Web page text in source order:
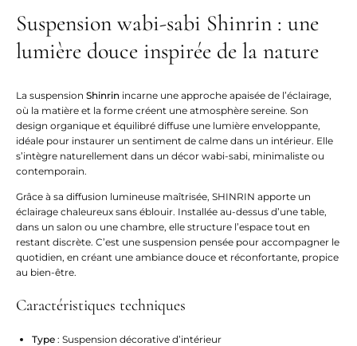
Suspension wabi-sabi Shinrin : une
lumière douce inspirée de la nature
La suspension Shinrin incarne une approche apaisée de l’éclairage,
où la matière et la forme créent une atmosphère sereine. Son
design organique et équilibré diffuse une lumière enveloppante,
idéale pour instaurer un sentiment de calme dans un intérieur. Elle
s’intègre naturellement dans un décor wabi-sabi, minimaliste ou
contemporain.
Grâce à sa diffusion lumineuse maîtrisée, SHINRIN apporte un
éclairage chaleureux sans éblouir. Installée au-dessus d’une table,
dans un salon ou une chambre, elle structure l’espace tout en
restant discrète. C’est une suspension pensée pour accompagner le
quotidien, en créant une ambiance douce et réconfortante, propice
au bien-être.
Caractéristiques techniques
Type : Suspension décorative d’intérieur